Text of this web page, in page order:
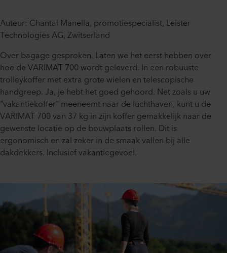
Auteur: Chantal Manella, promotiespecialist, Leister
Technologies AG, Zwitserland
Over bagage gesproken. Laten we het eerst hebben over
hoe de VARIMAT 700 wordt geleverd. In een robuuste
trolleykoffer met extra grote wielen en telescopische
handgreep. Ja, je hebt het goed gehoord. Net zoals u uw
"vakantiekoffer" meeneemt naar de luchthaven, kunt u de
VARIMAT 700 van 37 kg in zijn koffer gemakkelijk naar de
gewenste locatie op de bouwplaats rollen. Dit is
ergonomisch en zal zeker in de smaak vallen bij alle
dakdekkers. Inclusief vakantiegevoel.